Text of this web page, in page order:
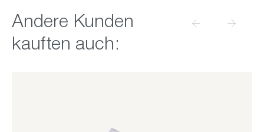
Produktgalerie überspringen
Andere Kunden
kauften auch: